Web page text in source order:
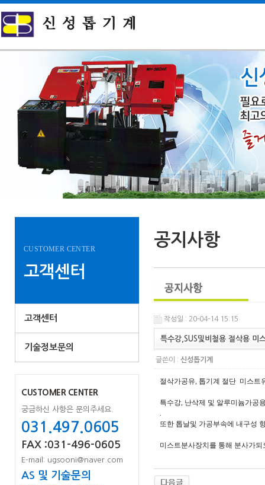
CUSTOMER CENTER
고객센터
고객센터
기술정보문의
CUSTOMER CENTER
궁금하신 사항은 문의주세요.
031.497.0605
FAX :031-496-0605
E-mail: ugsooni@naver.com
AS 및 기술문의
공지사항
작성일 : 20-04-14 15:15
특수강,SUS및비철용 절삭용
글쓴이 : 신성톱기계
절삭가공유, 톱기계 절단 미스
특수강, 난삭제 및 알루미늄가공
.
또한 톱날및 가공부속에 내구성
미스트분사장치를 통해 분사가